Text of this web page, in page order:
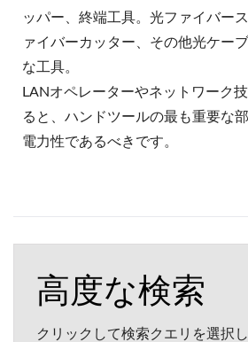
ッパー、終端工具。光ファイバー
ァイバーカッター、その他光ケー
な工具。
LANオペレーターやネットワーク
ると、ハンドツールの最も重要な
電力性であるべきです。
高度な検索
クリックして検索クエリを選択